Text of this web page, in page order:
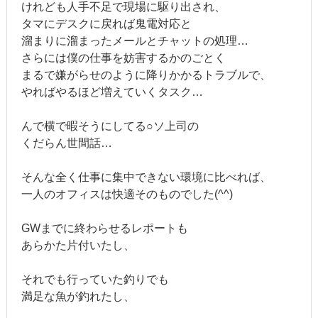
けれども人手不足で現場に駆り出され、
タマにデスクに戻れば鬼電対応と
溜まりに溜まったメールとチャットの処理…
さらには僕の仕事を妨害するかのごとく
まるで嫌がらせのように降りかかるトラブルで、
やればやるほど増えていくタスク…
んで横で暇そうにしてる○ソ上司の
くだらん世間話…
そんな全く仕事に集中できない環境に比べれば、
一人のオフィスは快適そのものでした(^^)
GWまでに終わらせるレポートも
あらかた片付いたし、
それでも行っていた釣りでも
満足な魚が釣れたし、